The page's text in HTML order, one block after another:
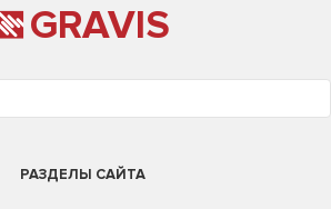
GRAVIS
РАЗДЕЛЫ САЙТА